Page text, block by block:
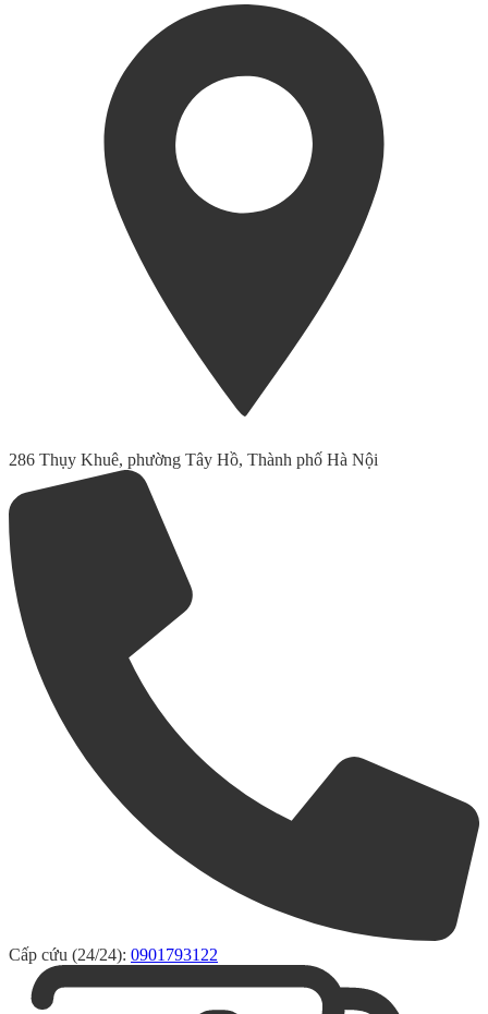
286 Thụy Khuê, phường Tây Hồ, Thành phố Hà Nội
Cấp cứu (24/24): 0901793122